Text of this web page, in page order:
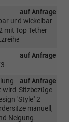
auf Anfrage
und wickelbar
mit Top Tether
auf Anfrage
auf Anfrage
wird: Sitzbezüge
"Style" 2
manuell,
Neigung,